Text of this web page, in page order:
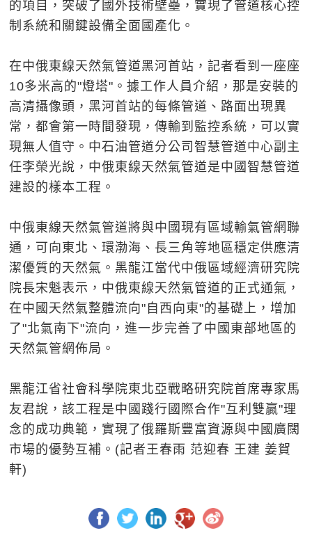
的項目，突破了國外技術壁壘，實現了管道核心控
制系統和關鍵設備全面國產化。
在中俄東線天然氣管道黑河首站，記者看到一座座
10多米高的"燈塔"。據工作人員介紹，那是安裝的
高清攝像頭，黑河首站的每條管道、路面出現異
常，都會第一時間發現，傳輸到監控系統，可以實
現無人值守。中石油管道分公司智慧管道中心副主
任李榮光說，中俄東線天然氣管道是中國智慧管道
建設的樣本工程。
中俄東線天然氣管道將與中國現有區域輸氣管網聯
通，可向東北、環渤海、長三角等地區穩定供應清
潔優質的天然氣。黑龍江當代中俄區域經濟研究院
院長宋魁表示，中俄東線天然氣管道的正式通氣，
在中國天然氣整體流向"自西向東"的基礎上，增加
了"北氣南下"流向，進一步完善了中國東部地區的
天然氣管網佈局。
黑龍江省社會科學院東北亞戰略研究院首席專家馬
友君說，該工程是中國踐行國際合作"互利雙贏"理
念的成功典範，實現了俄羅斯豐富資源與中國廣闊
市場的優勢互補。(記者王春雨 范迎春 王建 姜賀
軒)